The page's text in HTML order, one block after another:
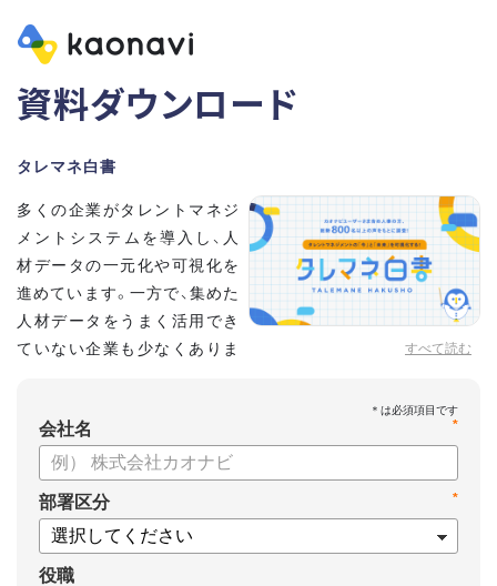
資料ダウンロード
タレマネ白書
すべて読む
多くの企業がタレントマネジ
メントシステムを導入し、人
材データの一元化や可視化を
進めています。一方で、集めた
人材データをうまく活用でき
ていない企業も少なくありま
こうした実情をふまえ、システム導入有無に留まらず、活用状
況や成果を明らかにすべく調査いたしました。
【資料の内容】
・タレントマネジメント推進の事業戦略貢献度
・タレントマネジメントシステム導入の手応え
・人事担当者以外でのカオナビ利用比率
*
会社名
*
部署区分
役職